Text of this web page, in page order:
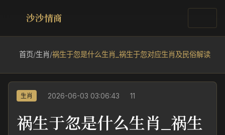
沙沙情商
首页/生肖/祸生于忽是什么生肖_祸生于忽对应生肖及民俗解读
生肖 2026-06-03 03:06:43 11
祸生于忽是什么生肖_祸生